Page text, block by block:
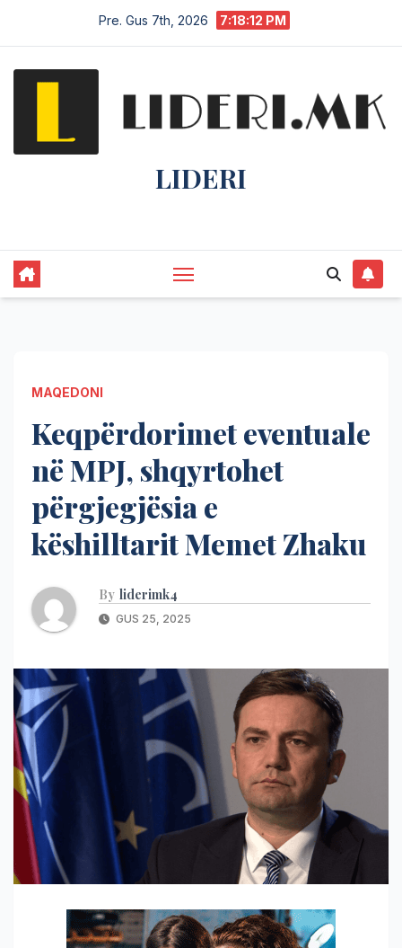
Pre. Gus 7th, 2026 7:18:13 PM
LIDERI
MAQEDONI
Keqpërdorimet eventuale
në MPJ, shqyrtohet
përgjegjësia e
këshilltarit Memet Zhaku
By liderimk4
GUS 25, 2025